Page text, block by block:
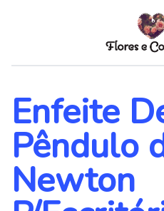
content
Enfeite
Pêndulo
Newton